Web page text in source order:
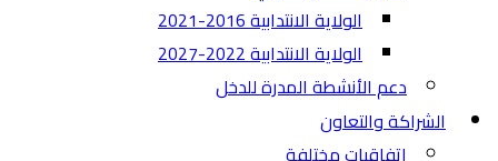
الولاية الانتدابية 2016-2021
الولاية الانتدابية 2022-2027
دعم الأنشطة المدرة للدخل
الشراكة والتعاون
اتفاقيات مختلفة​